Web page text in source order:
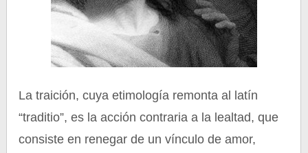
La traición, cuya etimología remonta al latín
“traditio”, es la acción contraria a la lealtad, que
consiste en renegar de un vínculo de amor,